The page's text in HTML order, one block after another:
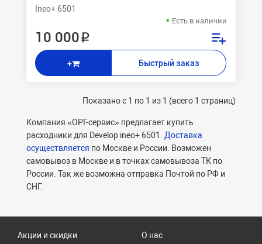
Ineo+ 6501
Есть в наличии
10 000 ₽
+ Быстрый заказ
Показано с 1 по 1 из 1 (всего 1 страниц)
Компания «ОРГ-сервис» предлагает купить
расходники для Develop ineo+ 6501. Доставка
осуществляется по Москве и России. Возможен
самовывоз в Москве и в точках самовывоза ТК по
России. Так же возможна отправка Почтой по РФ и
СНГ.
Акции и скидки
О нас